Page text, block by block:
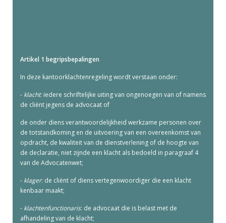
Artikel 1 begripsbepalingen
In deze kantoorklachtenregeling wordt verstaan onder:
- klacht: iedere schriftelijke uiting van ongenoegen van of namens
de cliënt jegens de advocaat of
de onder diens verantwoordelijkheid werkzame personen over
de totstandkoming en de uitvoering van een overeenkomst van
opdracht, de kwaliteit van de dienstverlening of de hoogte van
de declaratie, niet zijnde een klacht als bedoeld in paragraaf 4
van de Advocatenwet;
- klager: de cliënt of diens vertegenwoordiger die een klacht
kenbaar maakt;
- klachtenfunctionaris: de advocaat die is belast met de
afhandeling van de klacht;